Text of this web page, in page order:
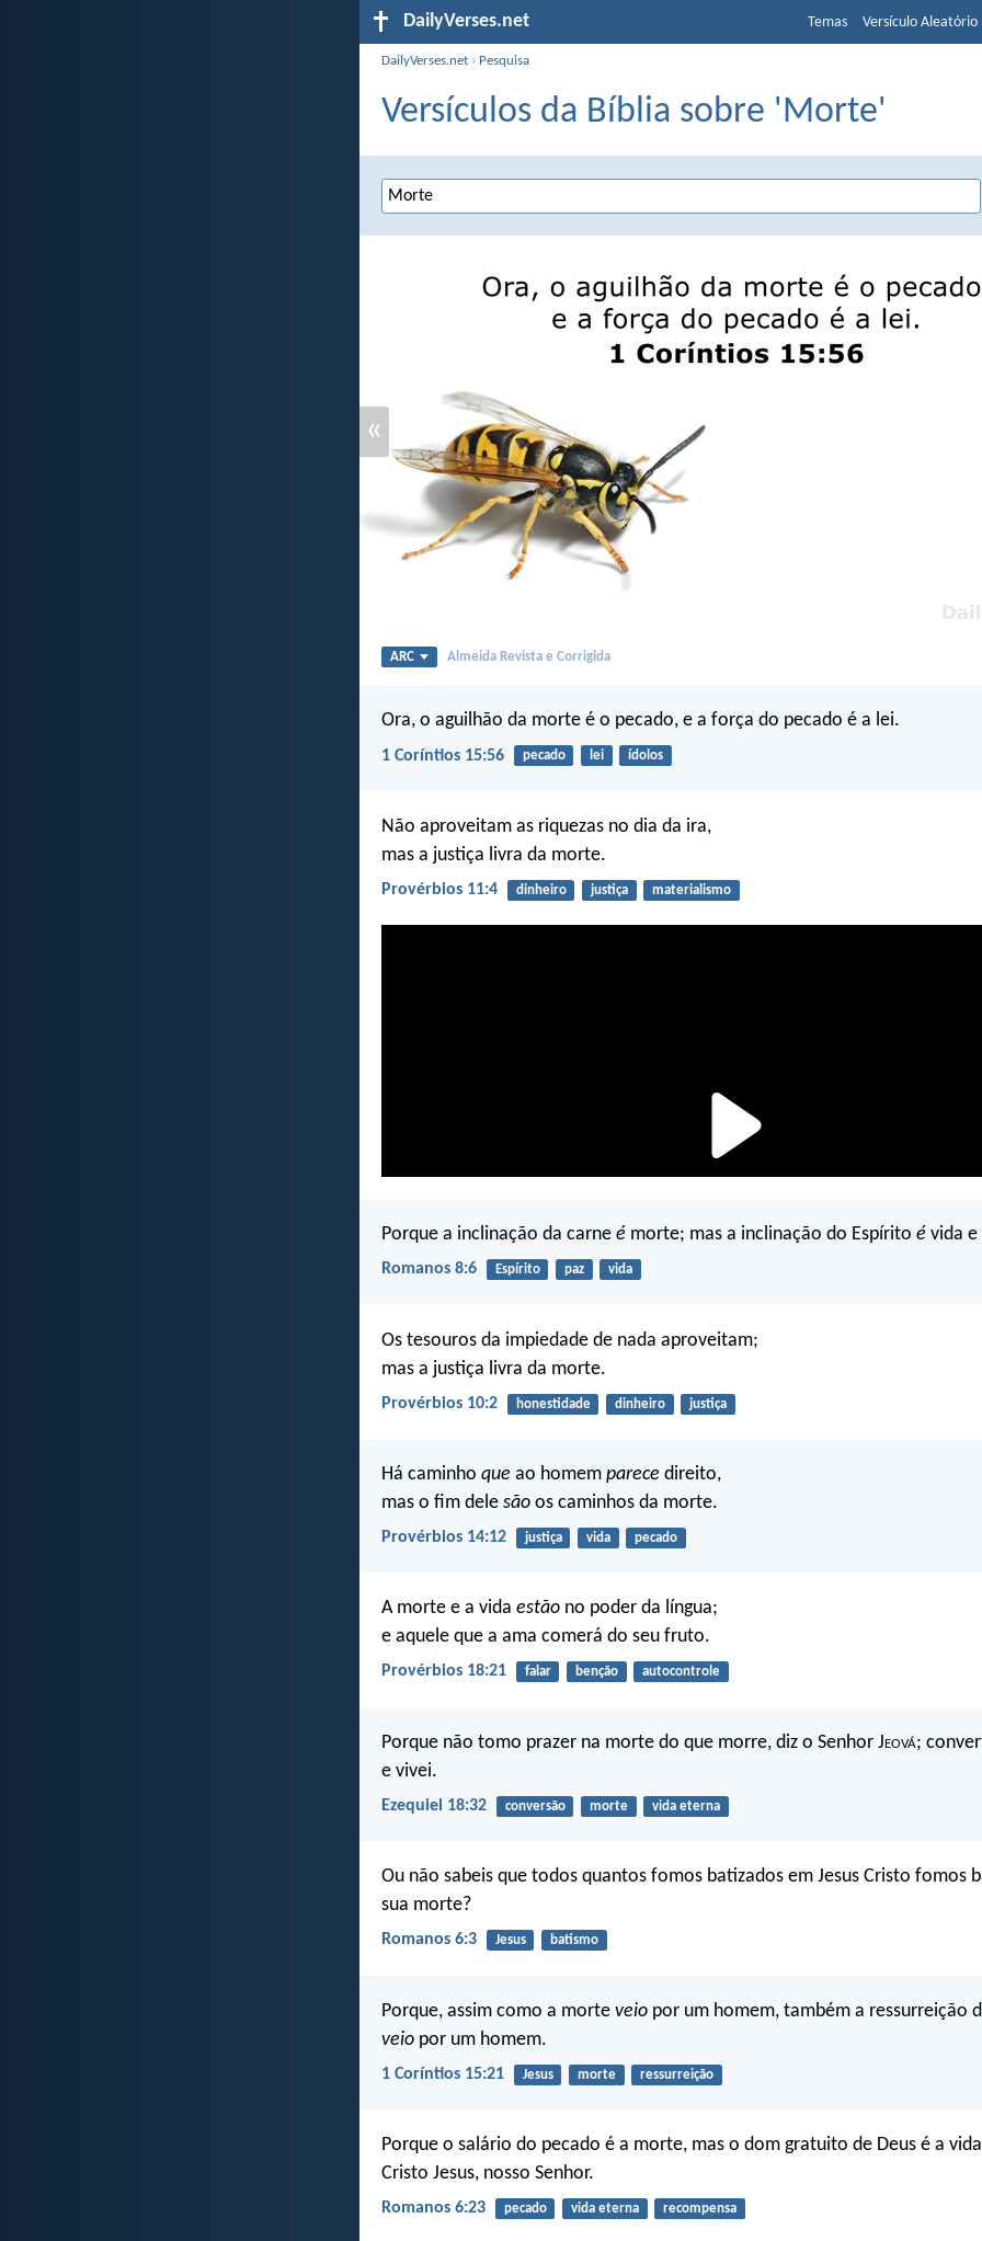
DailyVerses.net Temas Versículo Aleatório
DailyVerses.net › Pesquisa
Versículos da Bíblia sobre 'Morte'
«
ARC Almeida Revista e Corrigida
Ora, o aguilhão da morte é o pecado, e a força do pecado é a lei.
1 Coríntios 15:56 pecado lei ídolos
Não aproveitam as riquezas no dia da ira,
mas a justiça livra da morte.
Provérbios 11:4 dinheiro justiça materialismo
Porque a inclinação da carne é morte; mas a inclinação do Espírito é vida e
Romanos 8:6 Espírito paz vida
Os tesouros da impiedade de nada aproveitam;
mas a justiça livra da morte.
Provérbios 10:2 honestidade dinheiro justiça
Há caminho que ao homem parece direito,
mas o fim dele são os caminhos da morte.
Provérbios 14:12 justiça vida pecado
A morte e a vida estão no poder da língua;
e aquele que a ama comerá do seu fruto.
Provérbios 18:21 falar benção autocontrole
Porque não tomo prazer na morte do que morre, diz o Senhor Jeová;
e vivei.
Ezequiel 18:32 conversão morte vida eterna
Ou não sabeis que todos quantos fomos batizados em Jesus Cristo fomos
sua morte?
Romanos 6:3 Jesus batismo
Porque, assim como a morte veio por um homem, também a ressurreição
veio por um homem.
1 Coríntios 15:21 Jesus morte ressurreição
Porque o salário do pecado é a morte, mas o dom gratuito de Deus é a
Cristo Jesus, nosso Senhor.
Romanos 6:23 pecado vida eterna recompensa